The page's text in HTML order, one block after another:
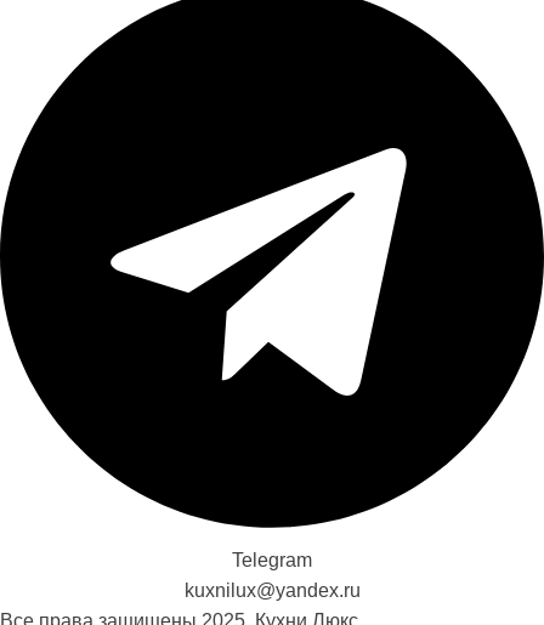
Telegram
kuxnilux@yandex.ru